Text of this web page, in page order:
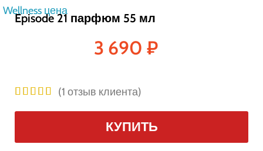
Episode 21 парфюм 55 мл
3 690 ₽
(1 отзыв клиента)
КУПИТЬ